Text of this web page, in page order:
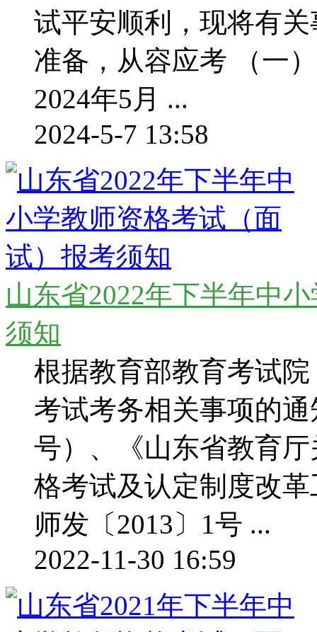
试平安顺利，现将有
准备，从容应考 （一
2024年5月 ...
2024-5-7 13:58
山东省2022年下半年中
须知
根据教育部教育考试
考试考务相关事项的
号）、《山东省教育
格考试及认定制度改
师发〔2013〕1号 ...
2022-11-30 16:59